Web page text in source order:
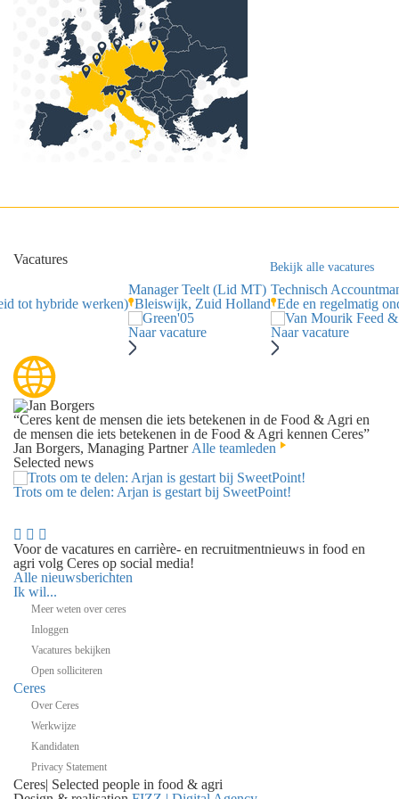
Vacatures
Bekijk alle vacatures
tot hybride werken)
Manager Teelt (Lid MT)
Bleiswijk, Zuid Holland
Naar vacature
Technisch
Ede en regelmatig
Naar vacature
“Ceres kent de mensen die iets betekenen in de Food & Agri en
de mensen die iets betekenen in de Food & Agri kennen Ceres”
Jan Borgers, Managing PartnerAlle teamleden
Selected news
Trots om te delen: Arjan is gestart bij SweetPoint!
Voor de vacatures en carrière- en recruitmentnieuws in food en
agri volg Ceres op social media!
Alle nieuwsberichten
Ik wil...
Meer weten over ceres
Inloggen
Vacatures bekijken
Open solliciteren
Ceres
Over Ceres
Werkwijze
Kandidaten
Privacy Statement
Ceres| Selected people in food & agri